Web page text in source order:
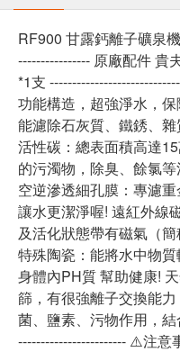
RF900 甘露鈣離子礦泉
---------------- 原廠配件 貴
*1支
功能構造，超強淨水，
能濾除石灰質、鐵銹、
活性碳：總表面積高達
的污濁物，除臭、餘氯
空逆滲透細孔膜：專濾
讓水更潔淨喔! 遠紅外線
及活化狀態帶有磁氣（
特殊陶瓷：能將水中物
身體內PH質 幫助健康!
篩，有很強離子交換能
菌、鹽素、污物作用，
------------------------ ⚠️注